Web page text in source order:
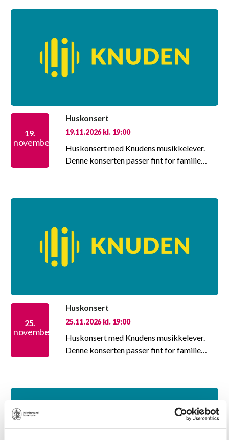
19.
november
Huskonsert
19.11.2026 kl. 19:00
Huskonsert med Knudens musikkelever.
Denne konserten passer fint for familie…
25.
november
Huskonsert
25.11.2026 kl. 19:00
Huskonsert med Knudens musikkelever.
Denne konserten passer fint for familie…